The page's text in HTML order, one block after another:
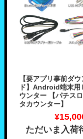
【要アプリ事前ダ
ド】Android端末用
ウンター 【パチス
タカウンター】
ただいま入荷